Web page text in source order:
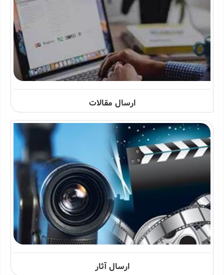
ارسال مقالات
ارسال آثار